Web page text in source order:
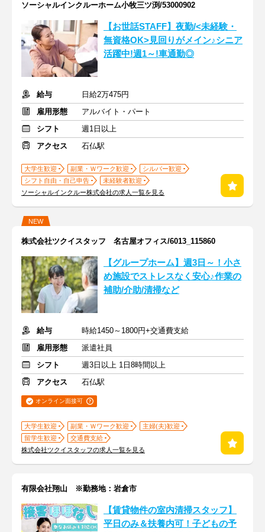
ソーシャルインクルーホーム小牧三ツ渕/53000902
【お世話STAFF】夜勤/<未経験・
無資格OK>見回りがメイン♪シニア
活躍中!週1～!車通勤◎
給与
日給2万475円
雇用形態
アルバイト・パート
シフト
週1日以上
アクセス
石仏駅
大学生歓迎 副業・Ｗワーク歓迎
シルバー歓迎
シフト自由・自己申告
未経験者歓迎
ソーシャルインクルー株式会社の求人一覧を見る
NEW
株式会社ツクイスタッフ 名古屋オフィス/6013_115860
【グループホーム】週3日～！小さ
め施設でストレスなく安心♪作業の
補助/介助/清掃など
給与
時給1450～1800円+交通費支給
雇用形態
派遣社員
シフト
週3日以上 1日8時間以上
アクセス
石仏駅
オンライン面接可
大学生歓迎 副業・Ｗワーク歓迎
主婦(夫)歓迎
留学生歓迎
交通費支給
株式会社ツクイスタッフの求人一覧を見る
有限会社翔山 ※勤務地：岩倉市
【賃貸物件の室内清掃スタッフ】
平日のみ＆扶養内可！子どもの予